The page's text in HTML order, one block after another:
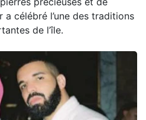
célébré l’une des traditions
de l’île.